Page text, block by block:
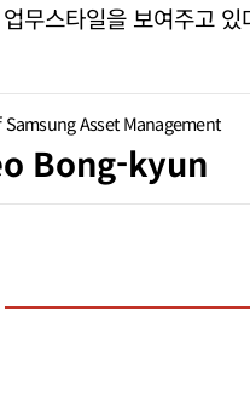
무스타일을 보여주고 있
Samsung Asset Management
Bong-kyun